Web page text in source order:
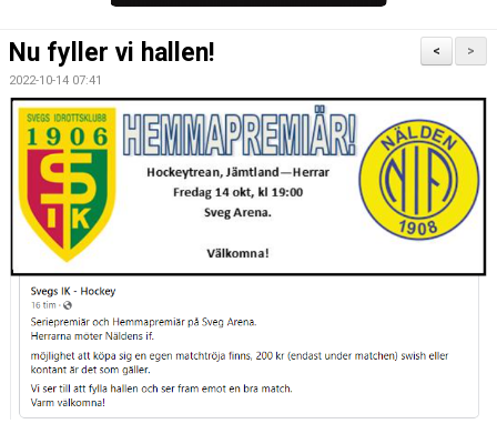
DOKUMENT
KONTAKT
>
<
Nu fyller vi hallen!
2022-10-14 07:41